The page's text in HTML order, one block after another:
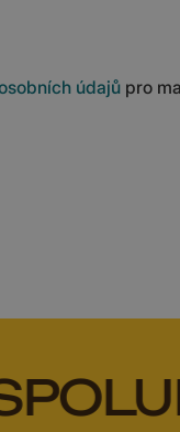
údajů pro